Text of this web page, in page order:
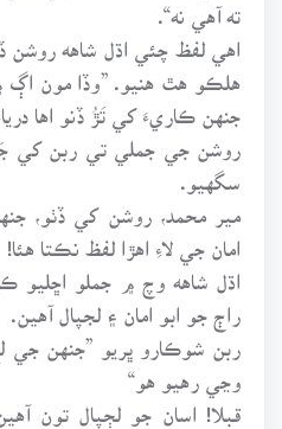
ته آهي نه“.
اهي لفظ چئي اڌل شاهه روشن
هلڪو هٿ هنيو. ”وڏا مون اڳ
جنهن ڪاريءَ کي تَڙُ ڏنو اها
روشن جي جملي تي ربن کي
سگهيو.
مير محمد، روشن کي ڏٺو،
امان جي لاءِ اهڙا لفظ نڪتا هئا!
اڌل شاهه وچ ۾ جملو اڇليو
راڄ جو ابو امان ۽ لجپال آهين.
ربن شوڪارو ڀريو ”جنهن جي
وڃي رهيو هو“
قبلا! اسان جو لڄپال تون